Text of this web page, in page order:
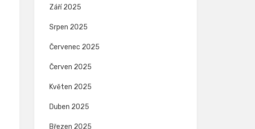
Září 2025
Srpen 2025
Červenec 2025
Červen 2025
Květen 2025
Duben 2025
Březen 2025